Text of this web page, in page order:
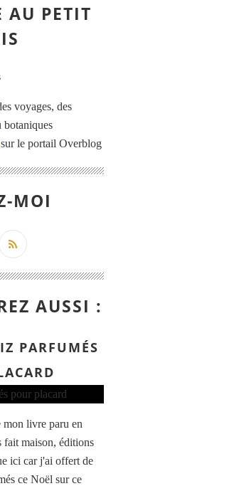
AU PETIT
voyages, des
botaniques
sur le portail Overblog
MOI
AUSSI :
PARFUMÉS
livre paru en
fait maison, éditions
ici car j'ai offert de
ce Noël sur ce